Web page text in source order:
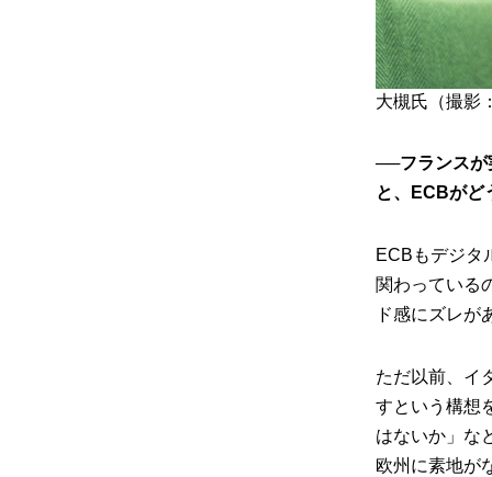
大槻氏（撮影
──フランスが
と、ECBがど
ECBもデジタ
関わっている
ド感にズレが
ただ以前、イ
すという構想
はないか」な
欧州に素地が